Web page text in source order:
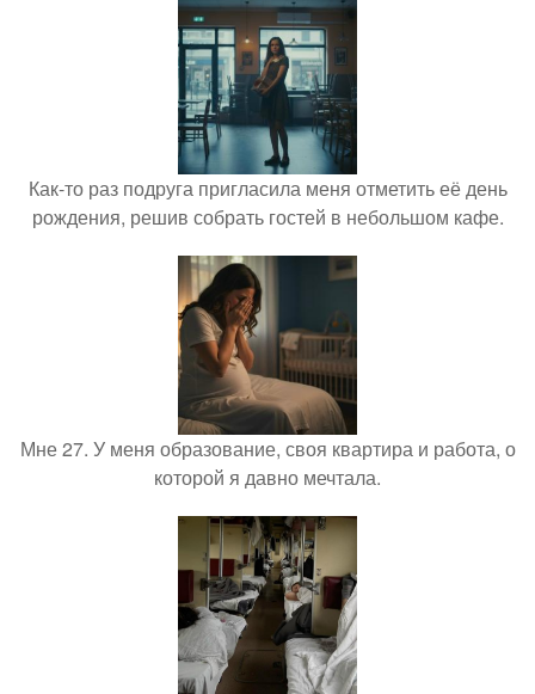
Как-то раз подруга пригласила меня отметить её день
рождения, решив собрать гостей в небольшом кафе.
Мне 27. У меня образование, своя квартира и работа, о
которой я давно мечтала.